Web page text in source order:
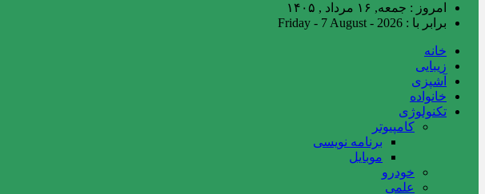
امروز : جمعه, ۱۶ مرداد , ۱۴۰۵
برابر با : Friday - 7 August - 2026
خانه
زیبایی
آشپزی
خانواده
تکنولوژی
کامپیوتر
برنامه نویسی
موبایل
خودرو
علمی